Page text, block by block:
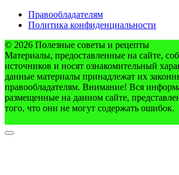
Правообладателям
Политика конфиденциальности
© 2026 Полезные советы и рецепты
Материалы, предоставленные на сайте,
источников и носят ознакомительный
данные материалы принадлежат их
правообладателям. Внимание! Вся
размещенные на данном сайте,
того, что они не могут содержать ошибок.